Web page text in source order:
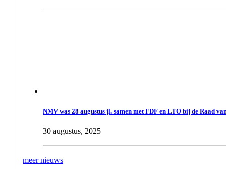
NMV was 28 augustus jl. samen met FDF en LTO bij de Raad
30 augustus, 2025
meer nieuws